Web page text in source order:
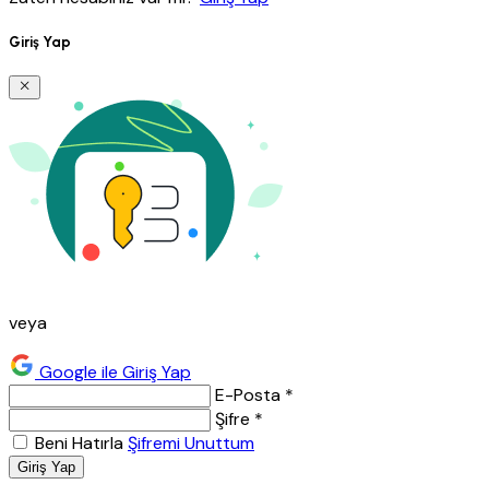
Giriş Yap
veya
Google ile Giriş Yap
E-Posta *
Şifre *
Beni HatırlaŞifremi Unuttum
Giriş Yap